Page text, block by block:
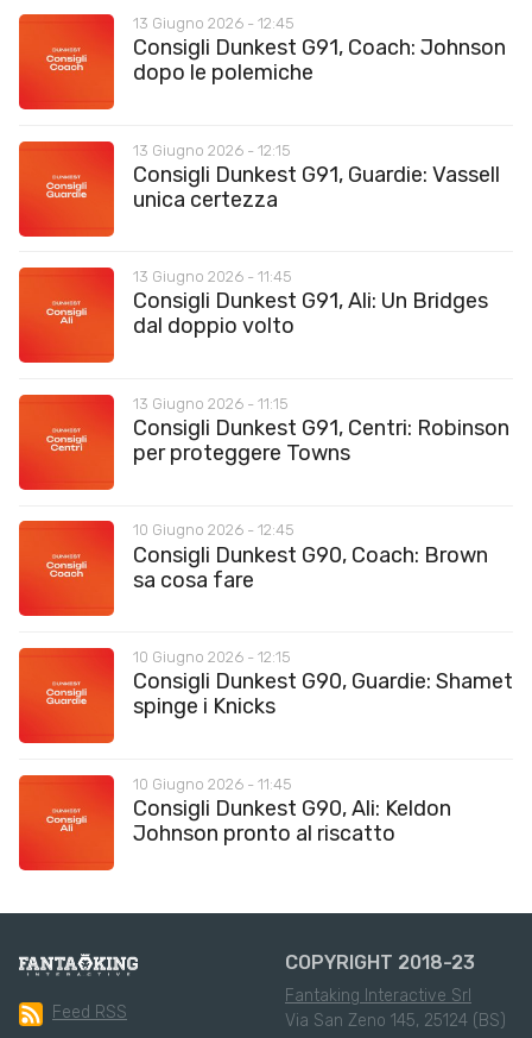
13 Giugno 2026 - 12:45
Consigli Dunkest G91, Coach: Johnson
dopo le polemiche
13 Giugno 2026 - 12:15
Consigli Dunkest G91, Guardie: Vassell
unica certezza
13 Giugno 2026 - 11:45
Consigli Dunkest G91, Ali: Un Bridges
dal doppio volto
13 Giugno 2026 - 11:15
Consigli Dunkest G91, Centri: Robinson
per proteggere Towns
10 Giugno 2026 - 12:45
Consigli Dunkest G90, Coach: Brown
sa cosa fare
10 Giugno 2026 - 12:15
Consigli Dunkest G90, Guardie: Shamet
spinge i Knicks
10 Giugno 2026 - 11:45
Consigli Dunkest G90, Ali: Keldon
Johnson pronto al riscatto
Feed RSS
COPYRIGHT 2018-23
Fantaking Interactive Srl
Via San Zeno 145, 25124 (BS)